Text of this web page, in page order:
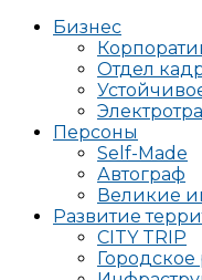
Бизнес
Отдел
Персоны
Self-Made
Автограф
Великие
Развитие
CITY TRIP
Городское